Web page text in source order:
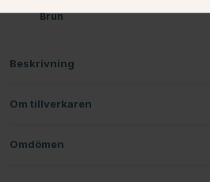
Brun
Beskrivning
Om tillverkaren
Omdömen